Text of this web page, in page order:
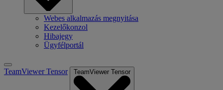
Webes alkalmazás megnyitása
Kezelőkonzol
Hibajegy
Ügyfélportál
TeamViewer Tensor TeamViewer Tensor